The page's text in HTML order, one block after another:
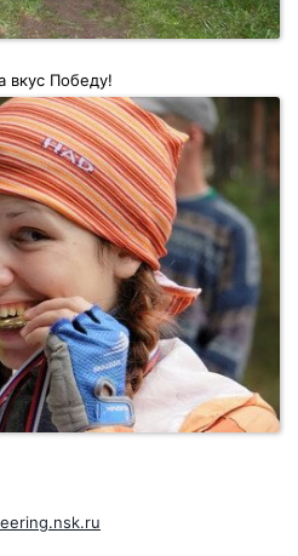
вкус Победу!